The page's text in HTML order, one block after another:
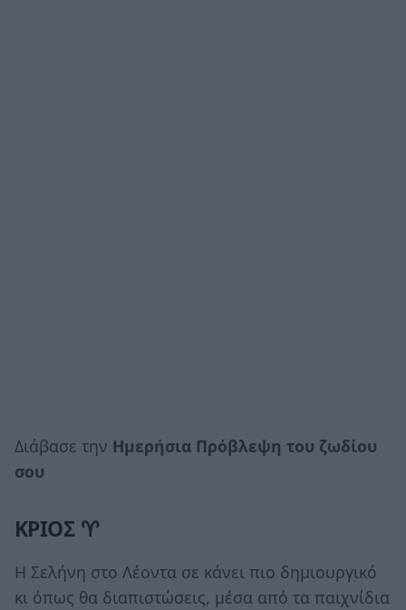
Διάβασε την Ημερήσια Πρόβλεψη του ζωδίου
σου
ΚΡΙΟΣ ♈
Η Σελήνη στο Λέοντα σε κάνει πιο δημιουργικό
κι όπως θα διαπιστώσεις, μέσα από τα παιχνίδια